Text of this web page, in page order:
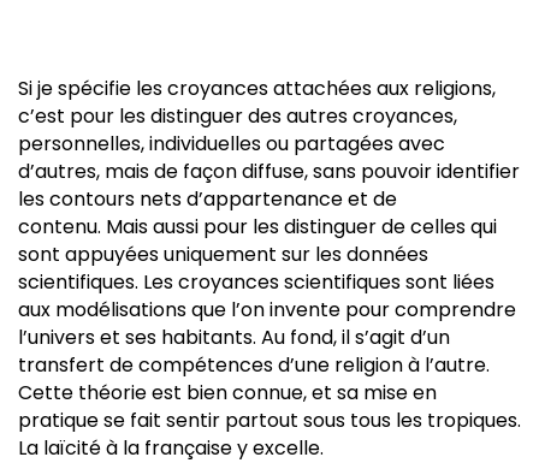
Si je spécifie les croyances attachées aux religions,
c’est pour les distinguer des autres croyances,
personnelles, individuelles ou partagées avec
d’autres, mais de façon diffuse, sans pouvoir identifier
les contours nets d’appartenance et de
contenu. Mais aussi pour les distinguer de celles qui
sont appuyées uniquement sur les données
scientifiques. Les croyances scientifiques sont liées
aux modélisations que l’on invente pour comprendre
l’univers et ses habitants. Au fond, il s’agit d’un
transfert de compétences d’une religion à l’autre.
Cette théorie est bien connue, et sa mise en
pratique se fait sentir partout sous tous les tropiques.
La laïcité à la française y excelle.